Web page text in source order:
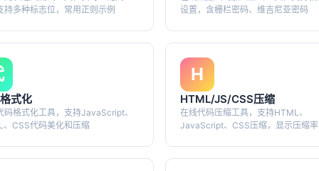
持多种标志位，常用正则示例
设置，含栅栏密码、维吉尼亚密码
式化
码格式化工具，支持JavaScript、
CSS代码美化和压缩
H
HTML/JS/CSS压缩
在线代码压缩工具，支持HTML、
JavaScript、CSS压缩，显示压缩率